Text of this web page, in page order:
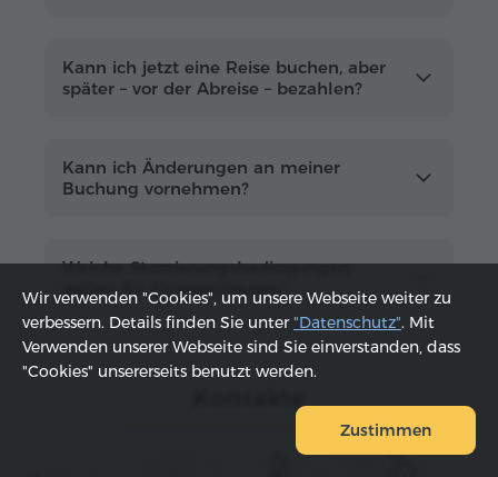
Kann ich jetzt eine Reise buchen, aber
später – vor der Abreise – bezahlen?
Kann ich Änderungen an meiner
Buchung vornehmen?
Welche Stornierungsbedingungen
gelten für Gruppentouren?
Kontakte
Wir verwenden "Cookies", um unsere Webseite weiter zu
verbessern. Details finden Sie unter"Datenschutz". Mit
Verwenden unserer Webseite sind Sie einverstanden, dass
"Cookies" unsererseits benutzt werden.
Zustimmen